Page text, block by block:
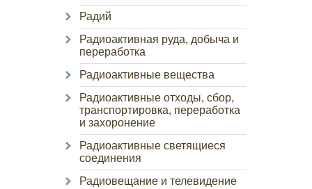
Радий
Радиоактивная руда, добыча и
переработка
Радиоактивные вещества
Радиоактивные отходы, сбор,
транспортировка, переработка
и захоронение
Радиоактивные светящиеся
соединения
Радиовещание и телевидение